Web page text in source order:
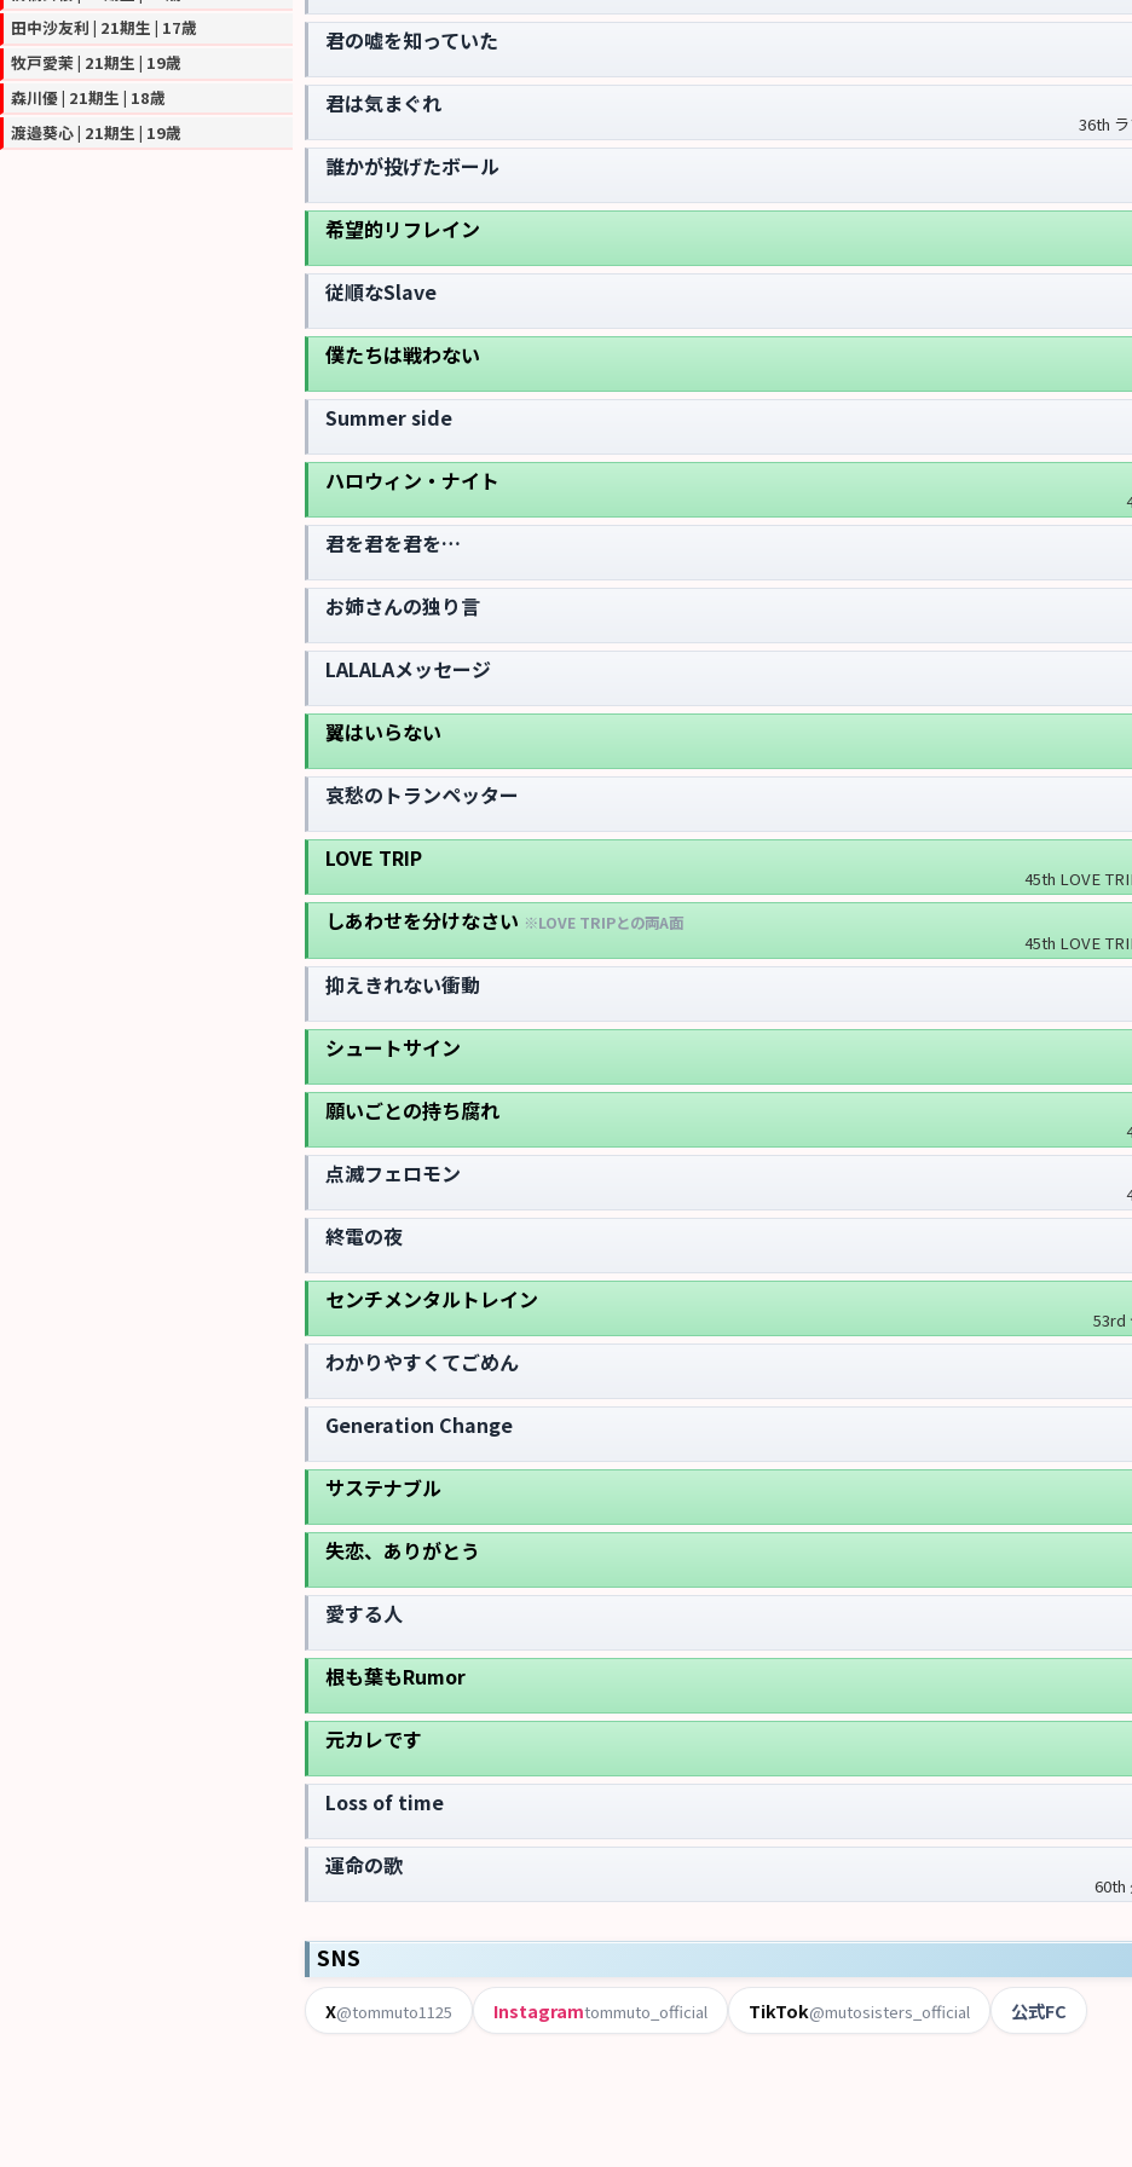
田中沙友利 | 21期生 | 17歳
牧戸愛茉 | 21期生 | 19歳
森川優 | 21期生 | 18歳
渡邉葵心 | 21期生 | 19歳
君の嘘を知っていた
君は気まぐれ
36th
誰かが投げたボール
希望的リフレイン
従順なSlave
僕たちは戦わない
Summer side
ハロウィン・ナイト
君を君を君を…
お姉さんの独り言
LALALAメッセージ
翼はいらない
哀愁のトランペッター
LOVE TRIP
45th LOVE
しあわせを分けなさい ※LOVE TRIPとの両A面
45th LOVE
抑えきれない衝動
シュートサイン
願いごとの持ち腐れ
点滅フェロモン
終電の夜
センチメンタルトレイン
53rd
わかりやすくてごめん
Generation Change
サステナブル
失恋、ありがとう
愛する人
根も葉もRumor
元カレです
Loss of time
運命の歌
60th
SNS
X@tommuto1125 Instagramtommuto_official TikTok@mutosisters_official 公式FC